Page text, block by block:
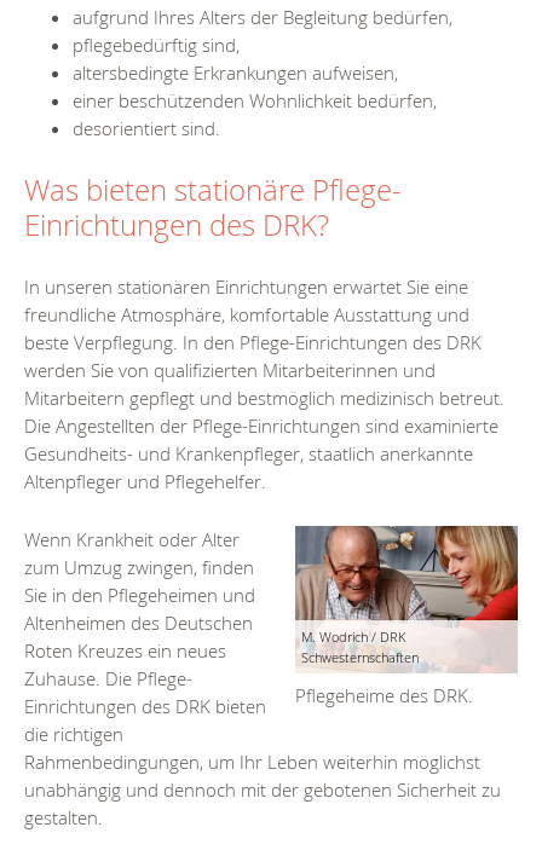
aufgrund Ihres Alters der Begleitung bedürfen,
pflegebedürftig sind,
altersbedingte Erkrankungen aufweisen,
einer beschützenden Wohnlichkeit bedürfen,
desorientiert sind.
Was bieten stationäre Pflege-
Einrichtungen des DRK?
In unseren stationären Einrichtungen erwartet Sie eine
freundliche Atmosphäre, komfortable Ausstattung und
beste Verpflegung. In den Pflege-Einrichtungen des DRK
werden Sie von qualifizierten Mitarbeiterinnen und
Mitarbeitern gepflegt und bestmöglich medizinisch betreut.
Die Angestellten der Pflege-Einrichtungen sind examinierte
Gesundheits- und Krankenpfleger, staatlich anerkannte
Altenpfleger und Pflegehelfer.
M. Wodrich / DRK
Schwesternschaften
Pflegeheime des DRK.
Wenn Krankheit oder Alter
zum Umzug zwingen, finden
Sie in den Pflegeheimen und
Altenheimen des Deutschen
Roten Kreuzes ein neues
Zuhause. Die Pflege-
Einrichtungen des DRK bieten
die richtigen
Rahmenbedingungen, um Ihr Leben weiterhin möglichst
unabhängig und dennoch mit der gebotenen Sicherheit zu
gestalten.